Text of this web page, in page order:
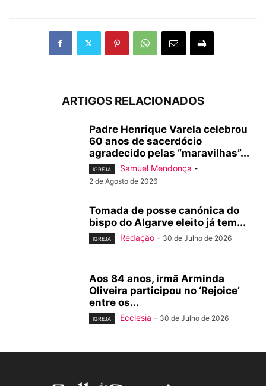
ARTIGOS RELACIONADOS
Padre Henrique Varela celebrou
60 anos de sacerdócio
agradecido pelas “maravilhas”...
IGREJA Samuel Mendonça -
2 de Agosto de 2026
Tomada de posse canónica do
bispo do Algarve eleito já tem...
IGREJA Redação - 30 de Julho de 2026
Aos 84 anos, irmã Arminda
Oliveira participou no ‘Rejoice’
entre os...
IGREJA Ecclesia - 30 de Julho de 2026